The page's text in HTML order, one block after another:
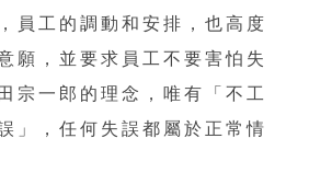
員工的調動和安排，也高度
願，並要求員工不要害怕失
宗一郎的理念，唯有「不工
」，任何失誤都屬於正常情